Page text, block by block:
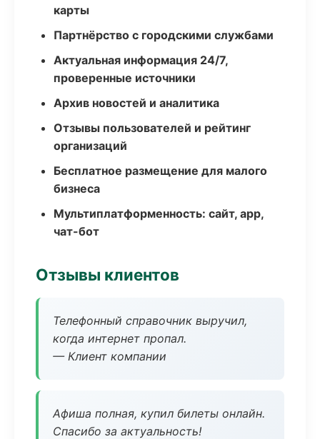
карты
Партнёрство с городскими службами
Актуальная информация 24/7,
проверенные источники
Архив новостей и аналитика
Отзывы пользователей и рейтинг
организаций
Бесплатное размещение для малого
бизнеса
Мультиплатформенность: сайт, app,
чат-бот
Отзывы клиентов
Телефонный справочник выручил,
когда интернет пропал.
— Клиент компании
Афиша полная, купил билеты онлайн.
Спасибо за актуальность!